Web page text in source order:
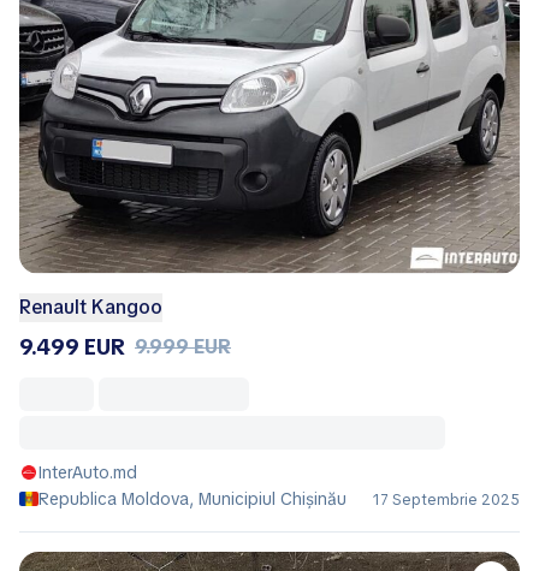
Renault Kangoo
9.499 EUR 9.999 EUR
InterAuto.md
Republica Moldova, Municipiul Chișinău
17 Septembrie 2025